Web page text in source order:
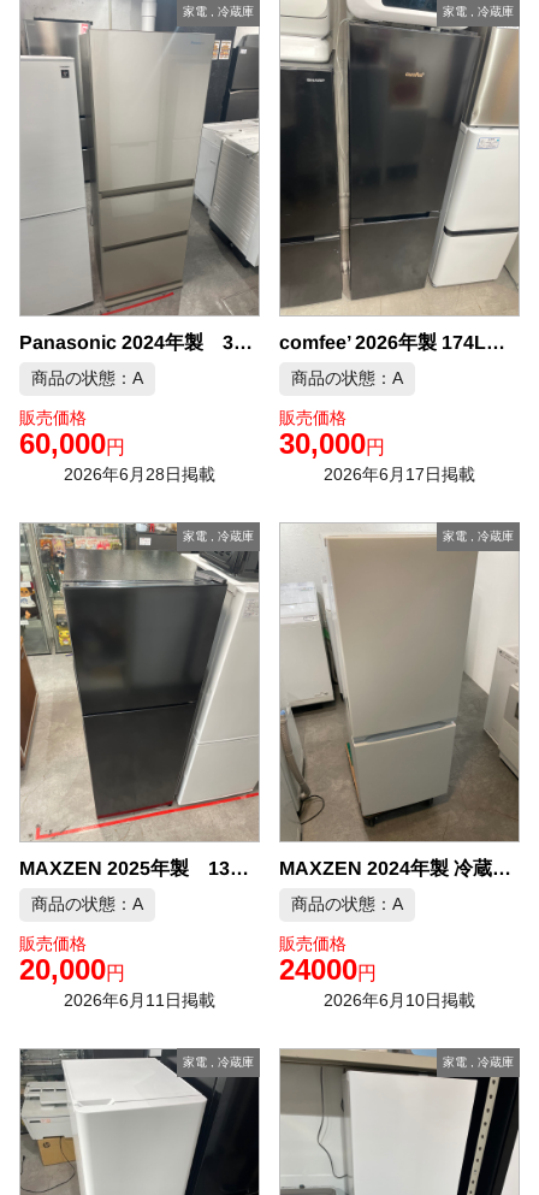
家電, 冷蔵庫
Panasonic 2024年製 335L 3ドア 冷凍冷蔵庫 中古品販売
商品の状態：A
販売価格
60,000円
2026年6月28日掲載
家電 冷蔵庫
comfee’ 2026年製 174L 冷凍冷蔵庫 中古品販売
商品の状態：A
販売価格
30,000円
2026年6月17日掲載
家電, 冷蔵庫
MAXZEN 2025年製 130L 冷凍冷蔵庫 中古品販売
商品の状態：A
販売価格
20,000円
2026年6月11日掲載
家電 冷蔵庫
MAXZEN 2024年製 冷蔵庫 中古品販売
商品の状態：A
販売価格
24000円
2026年6月10日掲載
家電, 冷蔵庫 家電 冷蔵庫